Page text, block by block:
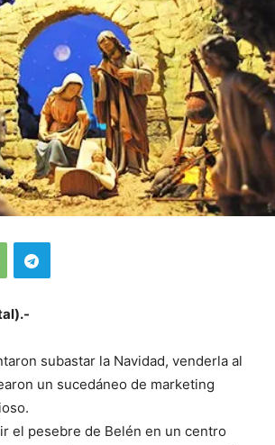
subastar la Navidad, venderla al
un sucedáneo de marketing
el pesebre de Belén en un centro